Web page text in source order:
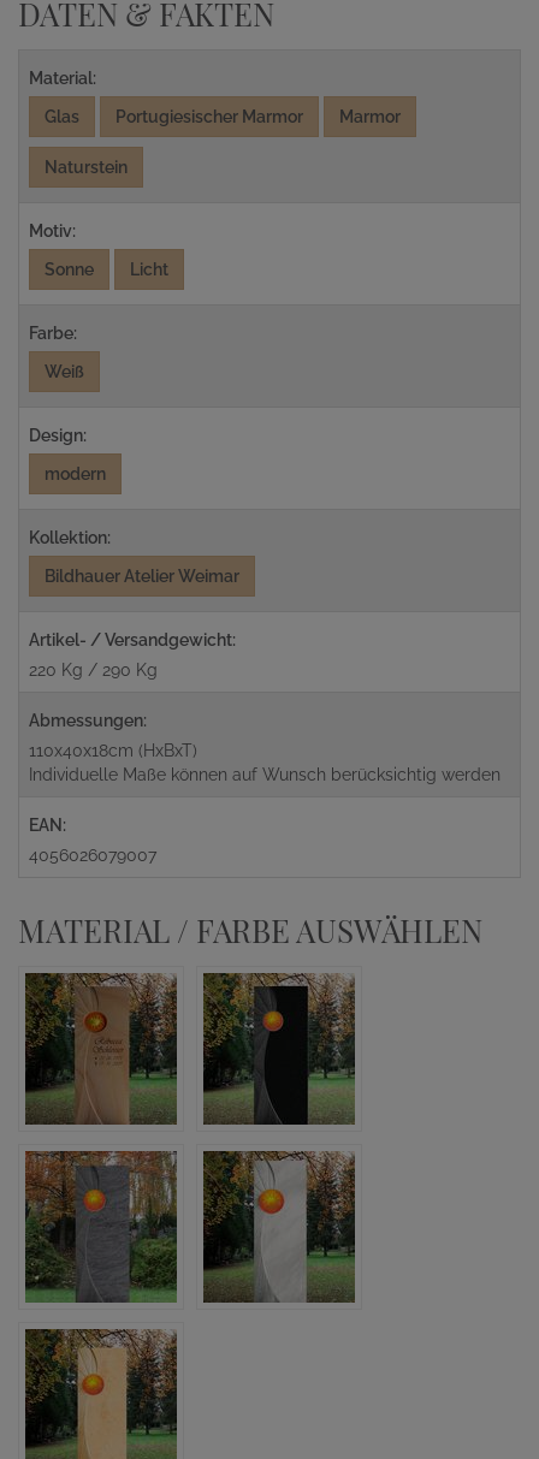
DATEN & FAKTEN
Material:
Glas
Portugiesischer Marmor Marmor
Naturstein
Motiv:
Sonne
Licht
Farbe:
Weiß
Design:
modern
Kollektion:
Bildhauer Atelier Weimar
Artikel- / Versandgewicht:
220 Kg / 290 Kg
Abmessungen:
110x40x18cm (HxBxT)
Individuelle Maße können auf Wunsch berücksichtig werden
EAN:
4056026079007
MATERIAL / FARBE AUSWÄHLEN